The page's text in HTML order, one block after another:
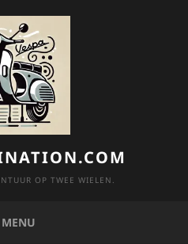
OP TWEE WIELEN.
MENU